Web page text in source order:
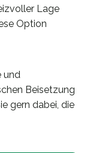
Lage
Option
und
Beisetzung
gern dabei, die